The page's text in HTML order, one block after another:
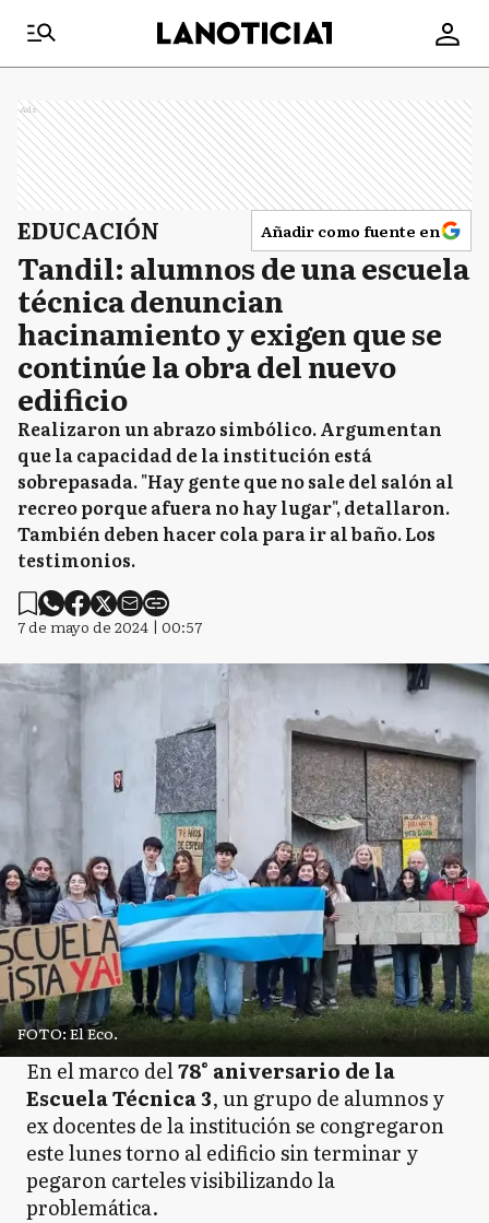
Ads
EDUCACIÓN Añadir como fuente en
Tandil: alumnos de una escuela
técnica denuncian
hacinamiento y exigen que se
continúe la obra del nuevo
edificio
Realizaron un abrazo simbólico. Argumentan
que la capacidad de la institución está
sobrepasada. "Hay gente que no sale del salón al
recreo porque afuera no hay lugar", detallaron.
También deben hacer cola para ir al baño. Los
testimonios.
7 de mayo de 2024 | 00:57
FOTO: El Eco.
En el marco del78° aniversario de la
Escuela Técnica 3, un grupo de alumnos y
ex docentes de la institución se congregaron
este lunes torno al edificio sin terminar y
pegaron carteles visibilizando la
problemática.